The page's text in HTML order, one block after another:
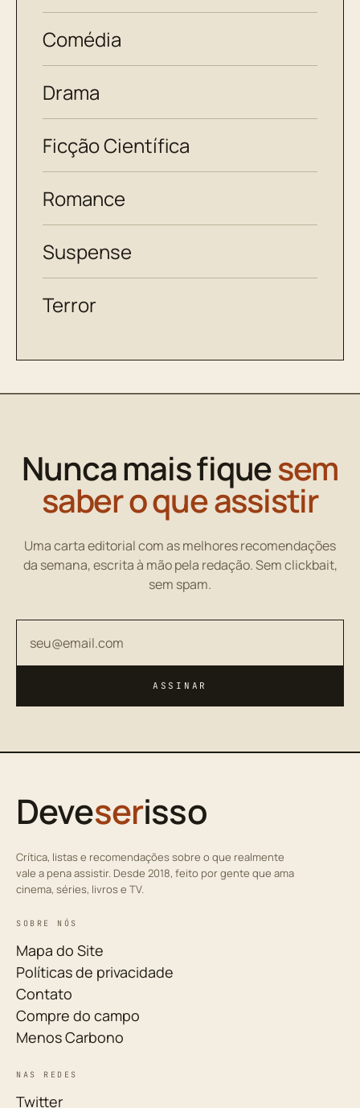
Comédia
Drama
Ficção Científica
Romance
Suspense
Terror
Nunca mais fiquesem
saber o que assistir
Uma carta editorial com as melhores recomendações
da semana, escrita à mão pela redação. Sem clickbait,
sem spam.
ASSINAR
Deveserisso
Crítica, listas e recomendações sobre o que realmente
vale a pena assistir. Desde 2018, feito por gente que ama
cinema, séries, livros e TV.
SOBRE NÓS
Mapa do Site
Políticas de privacidade
Contato
Compre do campo
Menos Carbono
NAS REDES
Twitter